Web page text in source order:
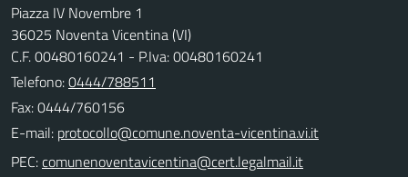
Piazza IV Novembre 1
36025 Noventa Vicentina (VI)
C.F. 00480160241 - P.Iva: 00480160241
Telefono:0444/788511
Fax: 0444/760156
E-mail:
PEC: